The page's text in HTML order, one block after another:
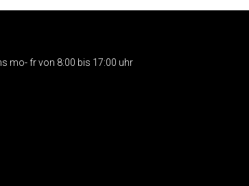
mo- fr von 8:00 bis 17:00 uhr